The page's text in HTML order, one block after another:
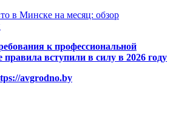
в Минске на месяц: обзор
к профессиональной
вступили в силу в 2026 году
avgrodno.by